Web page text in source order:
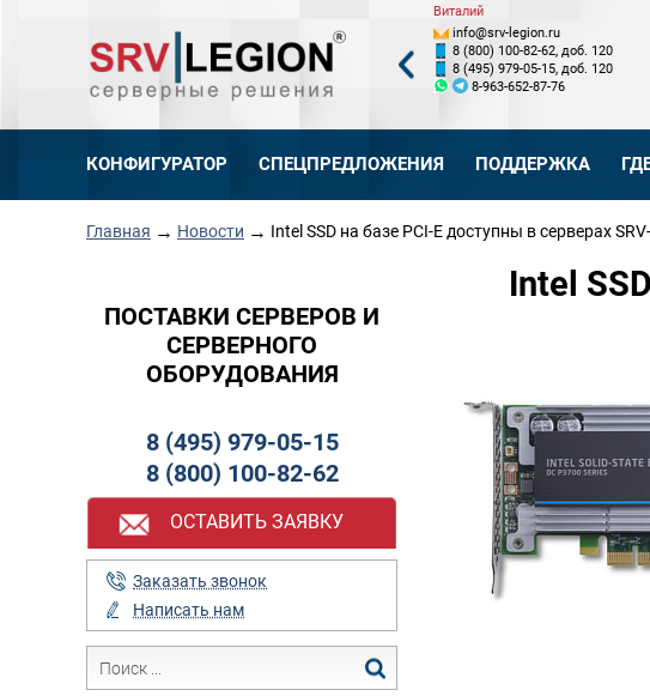
8 (800) 100-82-62, доб. 128
8 (495) 979-05-15, доб. 128
8-925-887-65-88
info@srv-legion.ru
8 (800) 100-82-62, доб. 122
8 (495) 979-05-15, доб. 122
8-926-719-24-19
Виталий
info@srv-legion.ru
8 (800) 100-82-62, доб. 120
8 (495) 979-05-15, доб. 120
8-963-652-87-76
КОНФИГУРАТОР СПЕЦПРЕДЛОЖЕНИЯ ПОДДЕРЖКА
Главная → Новости → Intel SSD на базе PCI-E доступны в серверах
ПОСТАВКИ СЕРВЕРОВ И
СЕРВЕРНОГО
ОБОРУДОВАНИЯ
8 (495) 979-05-15
8 (800) 100-82-62
ОСТАВИТЬ ЗАЯВКУ
Заказать звонок
Написать нам
Intel